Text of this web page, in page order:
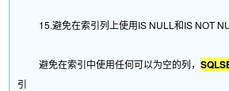
15.避免在索引列上使用IS NULL和IS NOT
避免在索引中使用任何可以为空的列，
引